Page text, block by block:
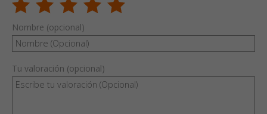
Nombre (opcional)
Tu valoración (opcional)